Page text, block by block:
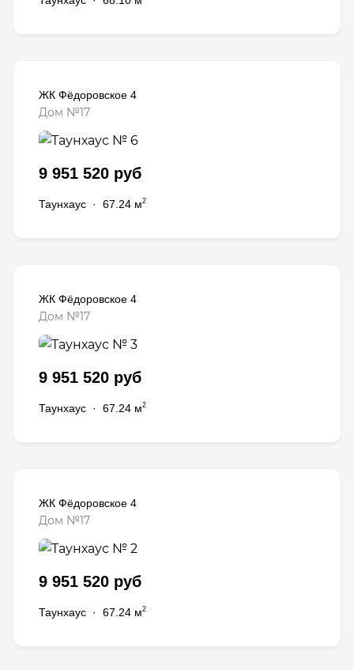
ЖК Фёдоровское 4
Дом №17
9 951 520 руб
Таунхаус · 67.24 м2
ЖК Фёдоровское 4
Дом №17
9 951 520 руб
Таунхаус · 67.24 м2
ЖК Фёдоровское 4
Дом №17
9 951 520 руб
Таунхаус · 67.24 м2